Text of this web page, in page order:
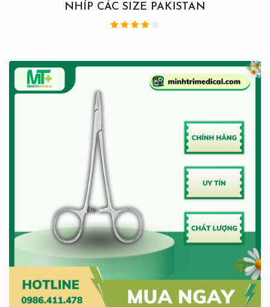
NHÍP CÁC SIZE PAKISTAN